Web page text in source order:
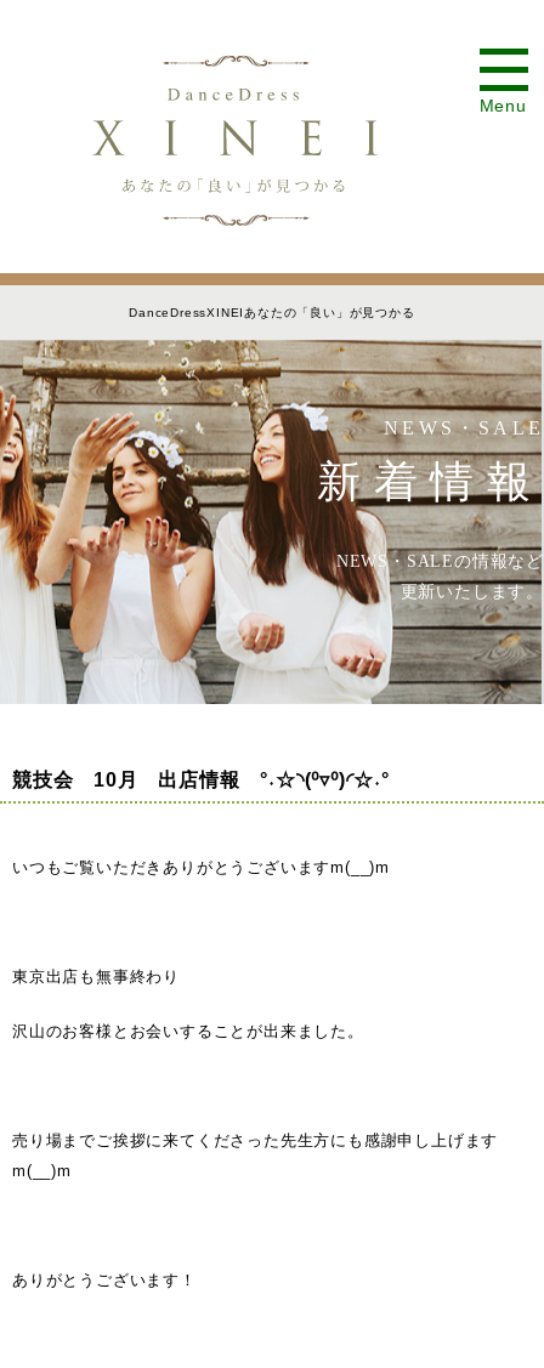
Menu
DanceDressXINEIあなたの「良い」が見つかる
NEWS・SALE
新着情報
NEWS・SALEの情報など
更新いたします。
競技会 10月 出店情報 °˖☆◝(⁰▿⁰)◜☆˖°
いつもご覧いただきありがとうございますm(__)m
東京出店も無事終わり
沢山のお客様とお会いすることが出来ました。
売り場までご挨拶に来てくださった先生方にも感謝申し上げます
m(__)m
ありがとうございます！